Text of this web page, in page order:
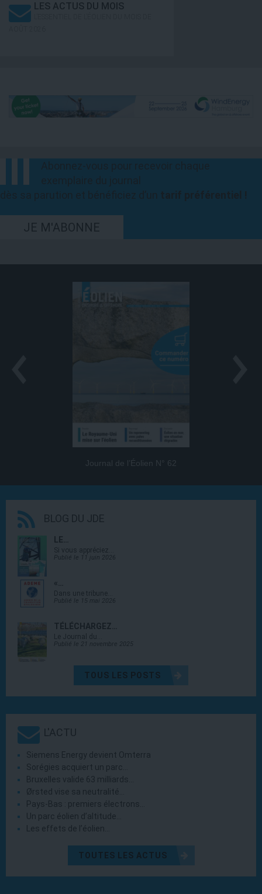
LES ACTUS DU MOIS
JE M'ABONNE
Journal de l’Éolien N° 62
BLOG DU JDE
LE…
Si vous appréciez…
Publié le 11 juin 2026
«…
Dans une tribune…
Publié le 15 mai 2026
TÉLÉCHARGEZ…
Le Journal du…
Publié le 21 novembre 2025
TOUS LES POSTS
L'ACTU
Siemens Energy devient Omterra
Sorégies acquiert un parc…
Bruxelles valide 63 milliards…
Ørsted vise sa neutralité…
Pays-Bas : premiers électrons…
Un parc éolien d’altitude…
Les effets de l’éolien…
TOUTES LES ACTUS